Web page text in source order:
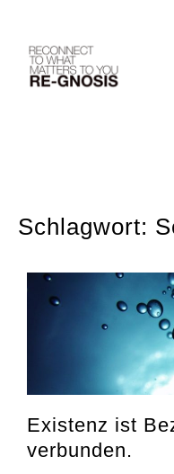
Schlagwort:
Existenz ist
verbunden.